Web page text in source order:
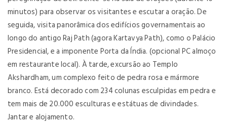
minutos) para observar os visitantes e escutar a oração. De
seguida, visita panorâmica dos edifícios governamentais ao
longo do antigo Raj Path (agora Kartavya Path), como o Palácio
Presidencial, e a imponente Porta da Índia. (opcional PC almoço
em restaurante local). À tarde, excursão ao Templo
Akshardham, um complexo feito de pedra rosa e mármore
branco. Está decorado com 234 colunas esculpidas em pedra e
tem mais de 20.000 esculturas e estátuas de divindades.
Jantar e alojamento.